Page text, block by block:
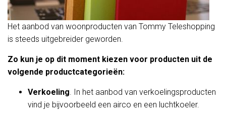
Het aanbod van woonproducten van Tommy Teleshopping
is steeds uitgebreider geworden.
Zo kun je op dit moment kiezen voor producten uit de
volgende productcategorieën:
Verkoeling. In het aanbod van verkoelingsproducten
vind je bijvoorbeeld een airco en een luchtkoeler.